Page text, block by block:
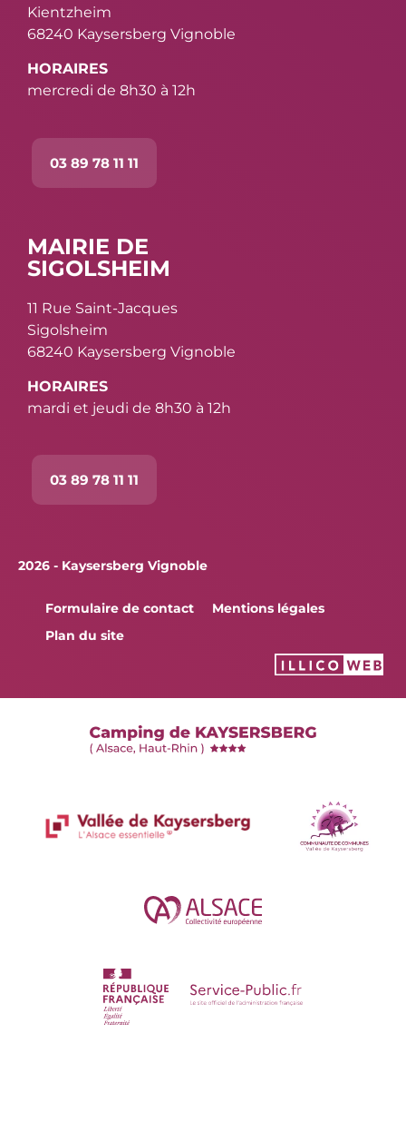
Kientzheim
68240 Kaysersberg Vignoble
HORAIRES
mercredi de 8h30 à 12h
03 89 78 11 11
MAIRIE DE
SIGOLSHEIM
11 Rue Saint-Jacques
Sigolsheim
68240 Kaysersberg Vignoble
HORAIRES
mardi et jeudi de 8h30 à 12h
03 89 78 11 11
2026 - Kaysersberg Vignoble
Formulaire de contact
Mentions légales
Plan du site